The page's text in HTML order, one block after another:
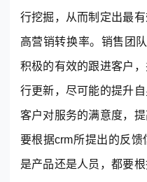
行挖掘，从而制定出最
高营销转换率。销售团
积极的有效的跟进客户
行更新，尽可能的提升
客户对服务的满意度，
要根据crm所提出的反
是产品还是人员，都要